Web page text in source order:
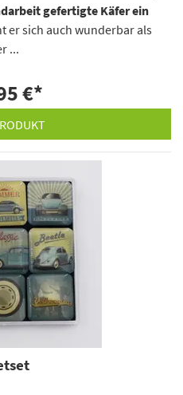
gefertigte Käfer ein
er sich auch wunderbar als
...
€*